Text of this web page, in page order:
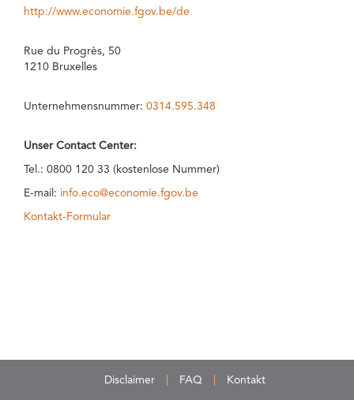
http://www.economie.fgov.be/de
Rue du Progrès, 50
1210 Bruxelles
Unternehmensnummer: 0314.595.348
Unser Contact Center:
Tel.: 0800 120 33 (kostenlose Nummer)
E-mail: info.eco@economie.fgov.be
Kontakt-Formular
Disclaimer FAQ Kontakt